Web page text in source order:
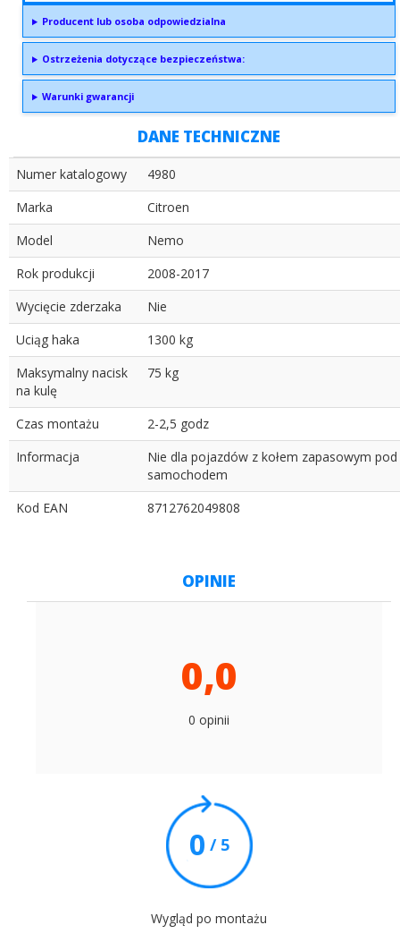
Producent lub osoba odpowiedzialna
Ostrzeżenia dotyczące bezpieczeństwa:
Warunki gwarancji
DANE TECHNICZNE
Numer katalogowy
4980
Marka
Citroen
Model
Nemo
Rok produkcji
2008-2017
Wycięcie zderzaka
Nie
Uciąg haka
1300 kg
Maksymalny nacisk
na kulę
75 kg
Czas montażu
2-2,5 godz
Informacja
Nie dla pojazdów z kołem zapasowym pod
samochodem
Kod EAN
8712762049808
OPINIE
0,0
0 opinii
0 / 5
Wygląd po montażu